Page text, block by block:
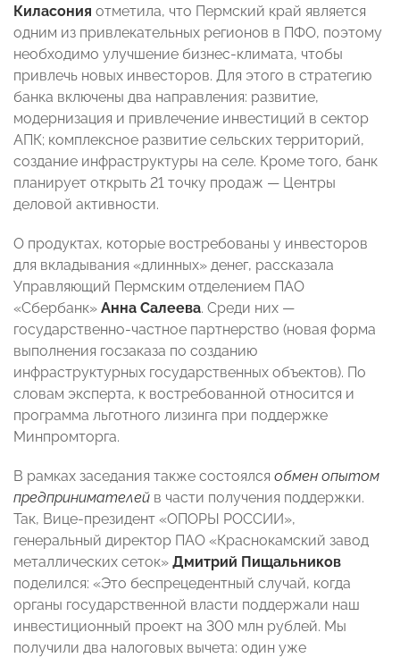
Киласония отметила, что Пермский край является
одним из привлекательных регионов в ПФО, поэтому
необходимо улучшение бизнес-климата, чтобы
привлечь новых инвесторов. Для этого в стратегию
банка включены два направления: развитие,
модернизация и привлечение инвестиций в сектор
АПК; комплексное развитие сельских территорий,
создание инфраструктуры на селе. Кроме того, банк
планирует открыть 21 точку продаж — Центры
деловой активности.
О продуктах, которые востребованы у инвесторов
для вкладывания «длинных» денег, рассказала
Управляющий Пермским отделением ПАО
«Сбербанк» Анна Салеева. Среди них —
государственно-частное партнерство (новая форма
выполнения госзаказа по созданию
инфраструктурных государственных объектов). По
словам эксперта, к востребованной относится и
программа льготного лизинга при поддержке
Минпромторга.
В рамках заседания также состоялся обмен опытом
предпринимателей в части получения поддержки.
Так, Вице-президент «ОПОРЫ РОССИИ»,
генеральный директор ПАО «Краснокамский завод
металлических сеток» Дмитрий Пищальников
поделился: «Это беспрецедентный случай, когда
органы государственной власти поддержали наш
инвестиционный проект на 300 млн рублей. Мы
получили два налоговых вычета: один уже